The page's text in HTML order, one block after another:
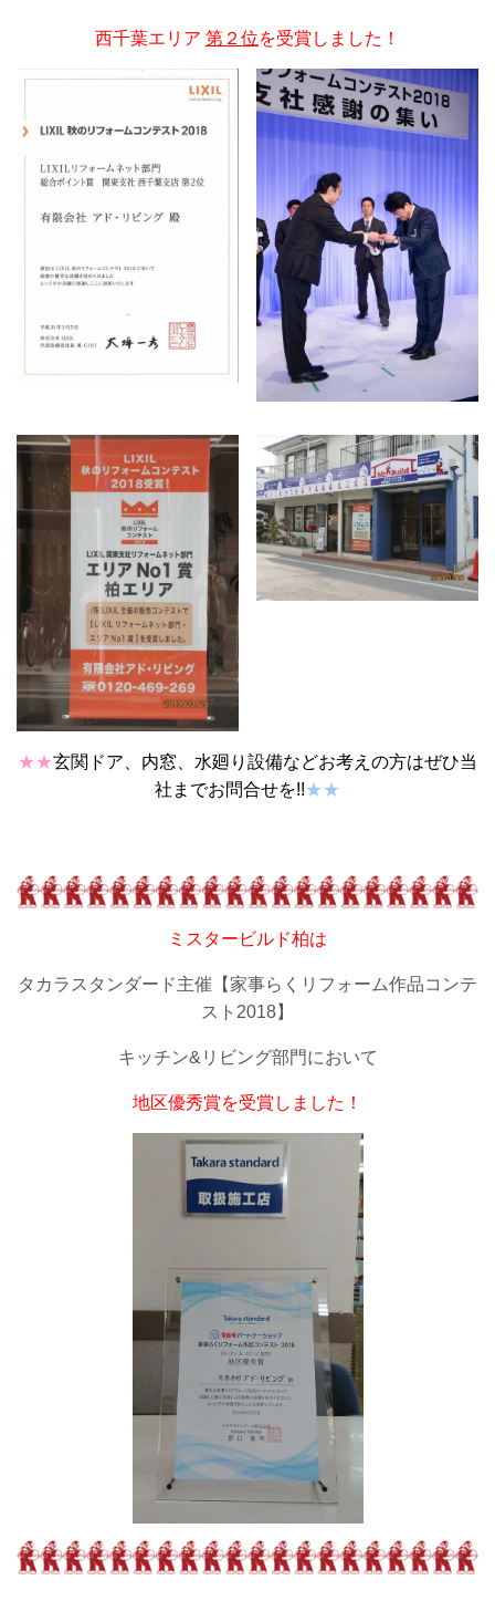
西千葉エリア 第２位を受賞しました！
★★玄関ドア、内窓、水廻り設備などお考えの方はぜひ当
社までお問合せを!!★★
ミスタービルド柏は
タカラスタンダード主催【家事らくリフォーム作品コンテ
スト2018】
キッチン&リビング部門において
地区優秀賞を受賞しました！